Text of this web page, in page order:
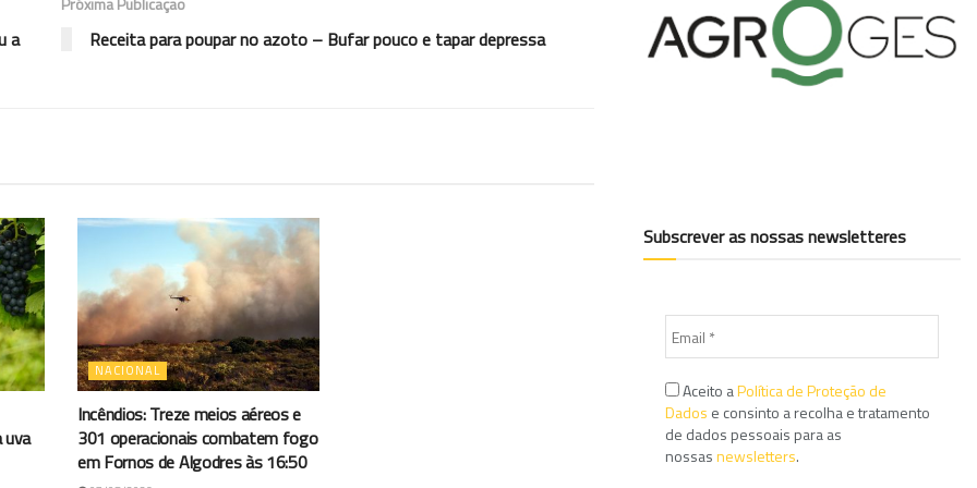
a Receita para poupar no azoto – Bufar pouco e tapar depressa
uva
NACIONAL
Incêndios: Treze meios aéreos e
301 operacionais combatem fogo
em Fornos de Algodres às 16:50
Subscrever as nossas newsletteres
Aceito aPolítica de Proteção de
Dados e consinto a recolha e tratamento
de dados pessoais para as
nossasnewsletters.